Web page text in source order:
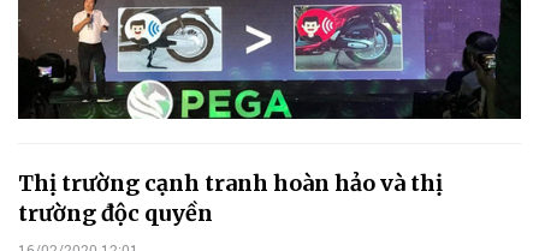
Thị trường cạnh tranh hoàn hảo và thị
trường độc quyền